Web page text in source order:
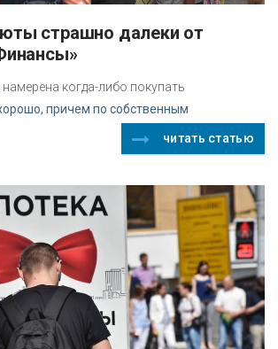
когда-либо покупать
причем по собственным
читать статью